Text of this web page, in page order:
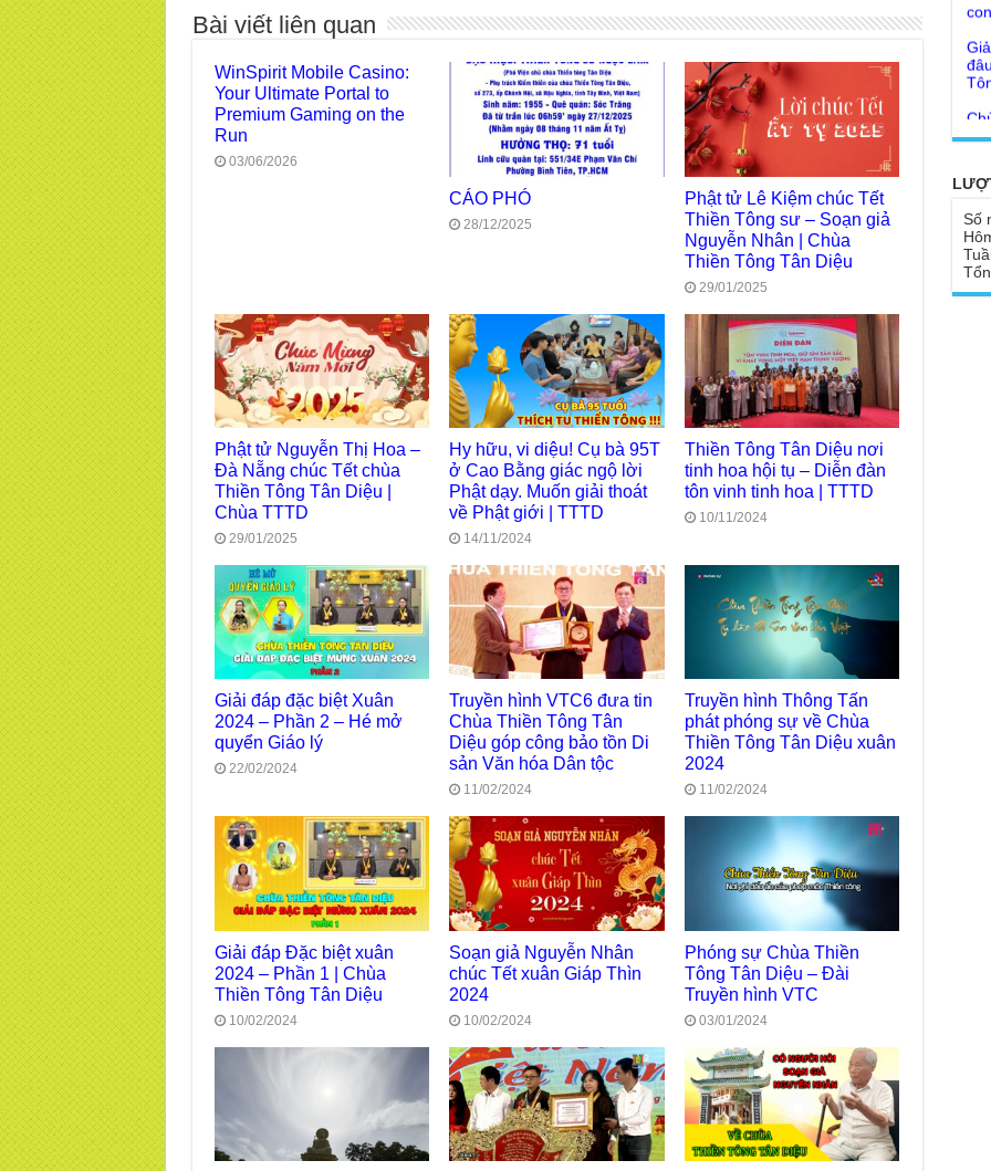
Bài viết liên quan
WinSpirit Mobile Casino:
Your Ultimate Portal to
Premium Gaming on the
Run
03/06/2026
CÁO PHÓ
28/12/2025
Phật tử Lê Kiệm chúc Tết
Thiền Tông sư – Soạn giả
Nguyễn Nhân | Chùa
Thiền Tông Tân Diệu
29/01/2025
Phật tử Nguyễn Thị Hoa –
Đà Nẵng chúc Tết chùa
Thiền Tông Tân Diệu |
Chùa TTTD
29/01/2025
Hy hữu, vi diệu! Cụ bà 95T
ở Cao Bằng giác ngộ lời
Phật dạy. Muốn giải thoát
về Phật giới | TTTD
14/11/2024
Thiền Tông Tân Diệu nơi
tinh hoa hội tụ – Diễn đàn
tôn vinh tinh hoa | TTTD
10/11/2024
Giải đáp đặc biệt Xuân
2024 – Phần 2 – Hé mở
quyển Giáo lý
22/02/2024
Truyền hình VTC6 đưa tin
Chùa Thiền Tông Tân
Diệu góp công bảo tồn Di
sản Văn hóa Dân tộc
11/02/2024
Truyền hình Thông Tấn
phát phóng sự về Chùa
Thiền Tông Tân Diệu xuân
2024
11/02/2024
Giải đáp Đặc biệt xuân
2024 – Phần 1 | Chùa
Thiền Tông Tân Diệu
10/02/2024
Soạn giả Nguyễn Nhân
chúc Tết xuân Giáp Thìn
2024
10/02/2024
Phóng sự Chùa Thiền
Tông Tân Diệu – Đài
Truyền hình VTC
03/01/2024
Số